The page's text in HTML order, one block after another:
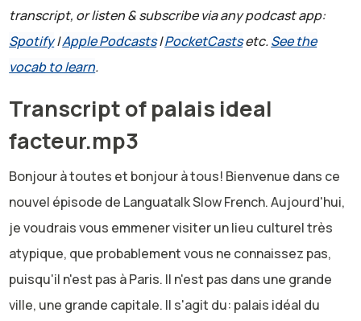
transcript, or listen & subscribe via any podcast app:
Spotify|Apple Podcasts|PocketCastsetc.See the
vocab to learn.
Transcript of palais ideal
facteur.mp3
Bonjour à toutes et bonjour à tous! Bienvenue dans ce
nouvel épisode de Languatalk Slow French. Aujourd'hui,
je voudrais vous emmener visiter un lieu culturel très
atypique, que probablement vous ne connaissez pas,
puisqu'il n'est pas à Paris. Il n'est pas dans une grande
ville, une grande capitale. Il s'agit du: palais idéal du